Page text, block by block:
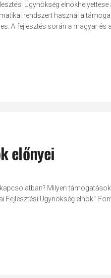
Ügynökség elnökhelyettese
rendszert használ a
A fejlesztés során a magyar és
előnyei
Milyen
Ügynökség elnök.”